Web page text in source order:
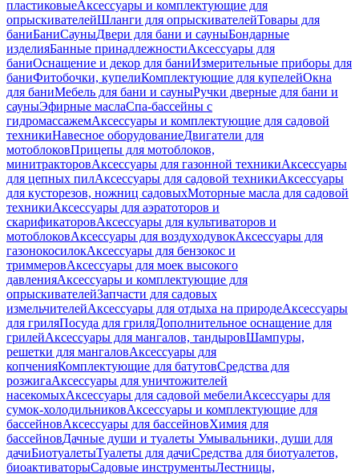
пластиковыеАксессуары и комплектующие для
опрыскивателейШланги для опрыскивателейТовары для
баниБаниСауныДвери для бани и сауныБондарные
изделияБанные принадлежностиАксессуары для
баниОснащение и декор для баниИзмерительные приборы для
баниФитобочки, купелиКомплектующие для купелейОкна
для баниМебель для бани и сауныРучки дверные для бани и
сауныЭфирные маслаСпа-бассейны с
гидромассажемАксессуары и комплектующие для садовой
техникиНавесное оборудованиеДвигатели для
мотоблоковПрицепы для мотоблоков,
минитракторовАксессуары для газонной техникиАксессуары
для цепных пилАксессуары для садовой техникиАксессуары
для кусторезов, ножниц садовыхМоторные масла для садовой
техникиАксессуары для аэратоторов и
скарификаторовАксессуары для культиваторов и
мотоблоковАксессуары для воздуходувокАксессуары для
газонокосилокАксессуары для бензокос и
триммеровАксессуары для моек высокого
давленияАксессуары и комплектующие для
опрыскивателейЗапчасти для садовых
измельчителейАксессуары для отдыха на природеАксессуары
для гриляПосуда для гриляДополнительное оснащение для
грилейАксессуары для мангалов, тандыровШампуры,
решетки для мангаловАксессуары для
копченияКомплектующие для батутовСредства для
розжигаАксессуары для уничтожителей
насекомыхАксессуары для садовой мебелиАксессуары для
сумок-холодильниковАксессуары и комплектующие для
бассейновАксессуары для бассейновХимия для
бассейновДачные души и туалеты Умывальники, души для
дачиБиотуалетыТуалеты для дачиСредства для биотуалетов,
биоактиваторыСадовые инструментыЛестницы,